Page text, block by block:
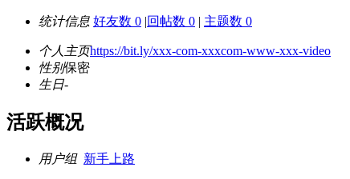
统计信息 好友数 0 |回帖数 0 | 主题数 0
个人主页https://bit.ly/xxx-com-xxxcom-www-xxx-video
性别保密
生日-
活跃概况
用户组 新手上路